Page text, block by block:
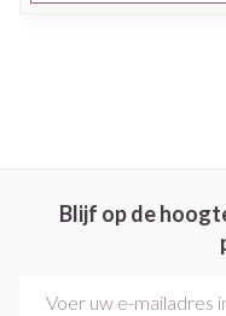
Blijf op de